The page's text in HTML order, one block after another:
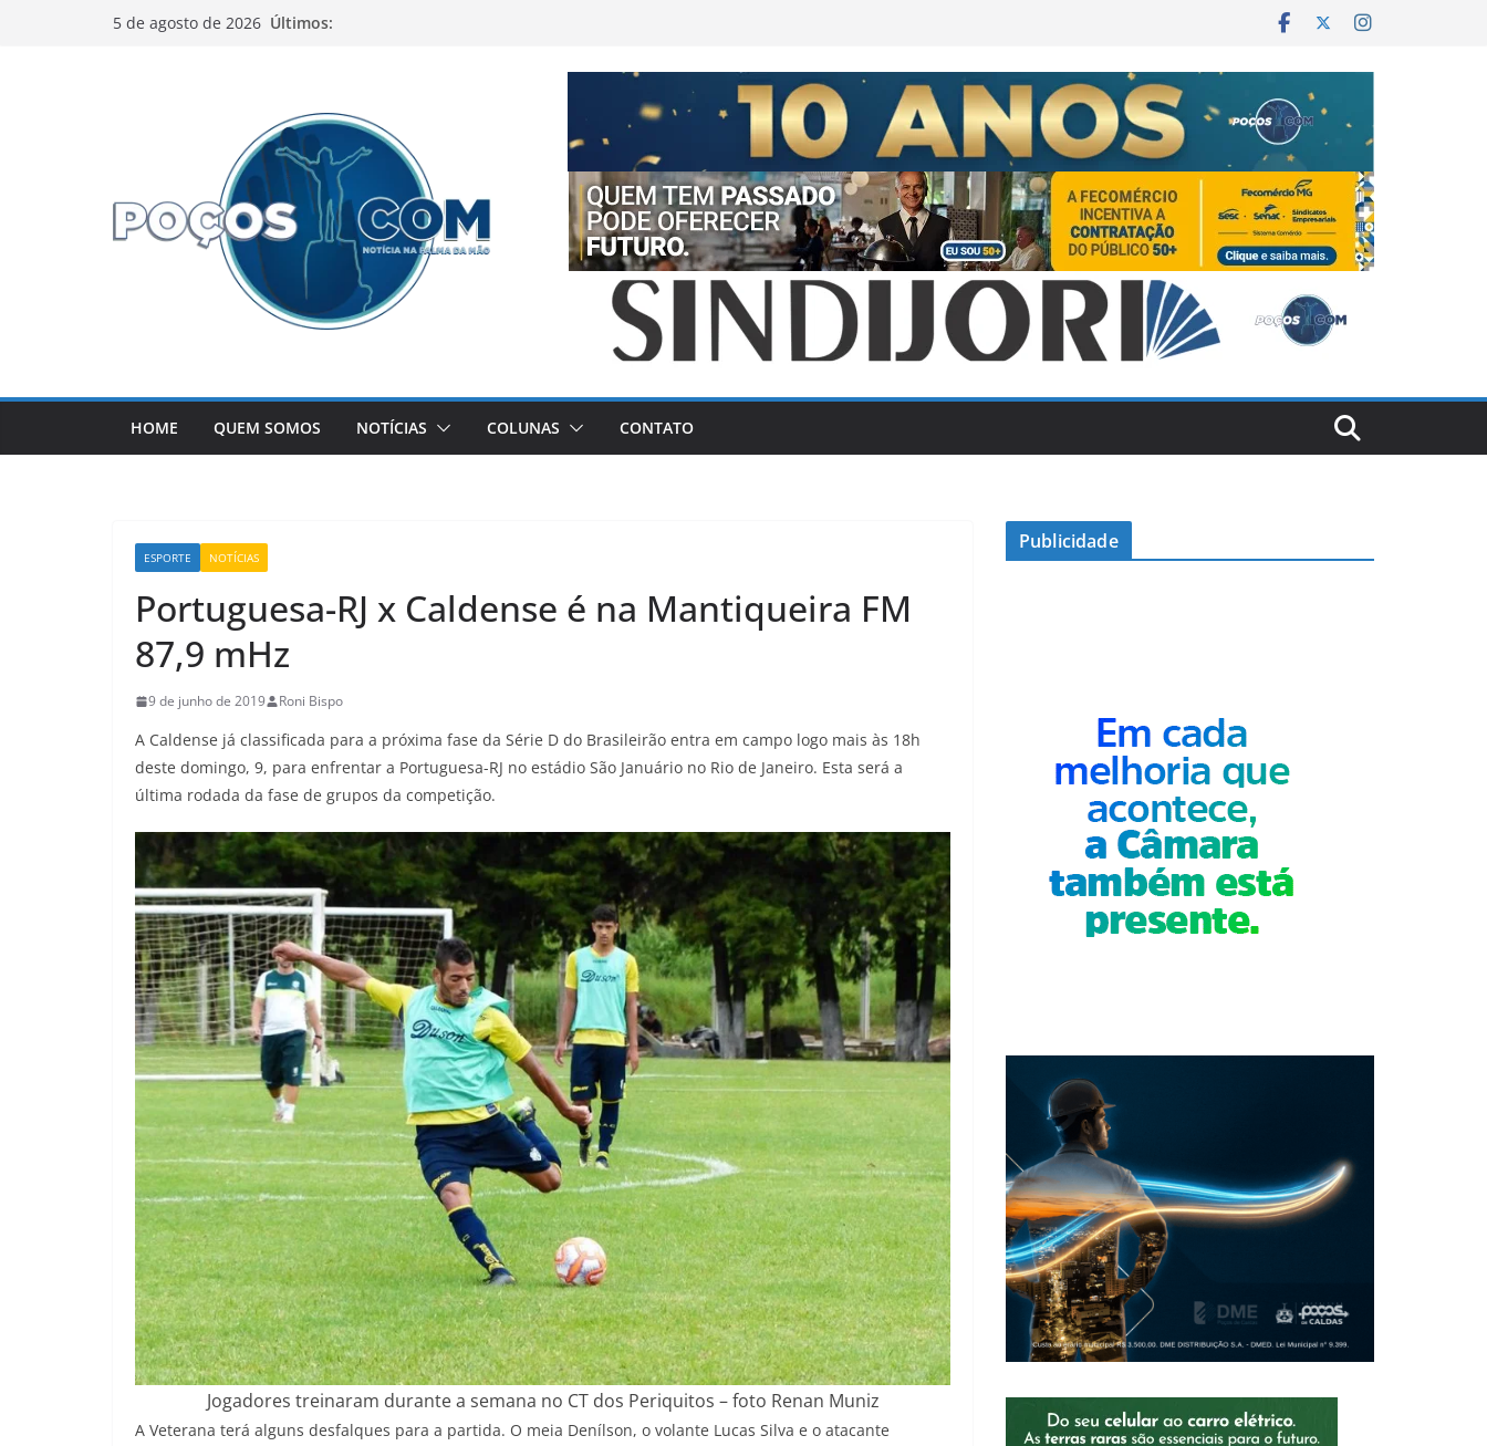
5 de agosto de 2026 Últimos:
HOME QUEM SOMOS NOTÍCIAS COLUNAS CONTATO
ESPORTE NOTÍCIAS
Portuguesa-RJ x Caldense é na Mantiqueira FM
87,9 mHz
9 de junho de 2019 Roni Bispo
A Caldense já classificada para a próxima fase da Série D do Brasileirão entra em campo logo mais às 18h
deste domingo, 9, para enfrentar a Portuguesa-RJ no estádio São Januário no Rio de Janeiro. Esta será a
última rodada da fase de grupos da competição.
Jogadores treinaram durante a semana no CT dos Periquitos – foto Renan Muniz
A Veterana terá alguns desfalques para a partida. O meia Denílson, o volante Lucas Silva e o atacante
Publicidade